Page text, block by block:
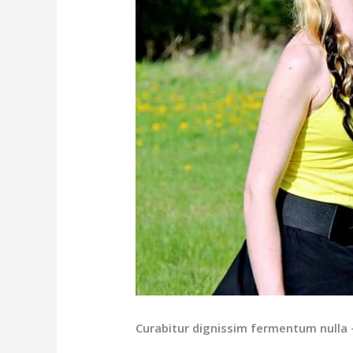
Curabitur dignissim fermentum nulla